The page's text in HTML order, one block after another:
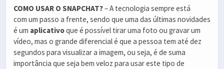
COMO USAR O SNAPCHAT?– A tecnologia sempre está
com um passo a frente, sendo que uma das últimas novidades
é um aplicativoque é possível tirar uma foto ou gravar um
vídeo, mas o grande diferencial é que a pessoa tem até dez
segundos para visualizar a imagem, ou seja, é de suma
importância que seja bem veloz para usar este tipo de